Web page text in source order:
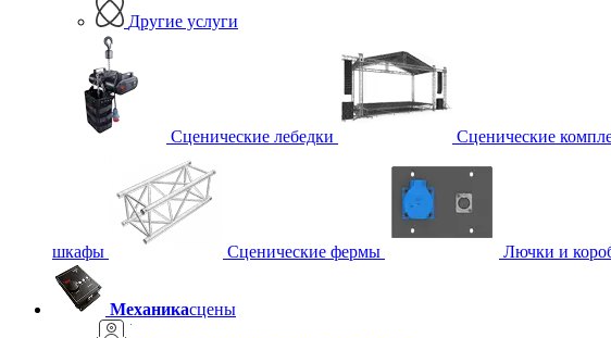
Другие услуги
Сценические лебедки Сценические
шкафы Сценические фермы Лючки и
Механикасцены